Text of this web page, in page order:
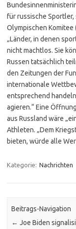
für russische
Olympischen
„Länder, in denen
nicht machtlos. Sie
Russen tatsächlich
den Zeitungen der
internationale
entsprechend
agieren.“ Eine
aus Russland wäre
Athleten. „Dem
bieten, würde alle
Kategorie: Nachrichten
Beitrags-Navigation
← Joe Biden